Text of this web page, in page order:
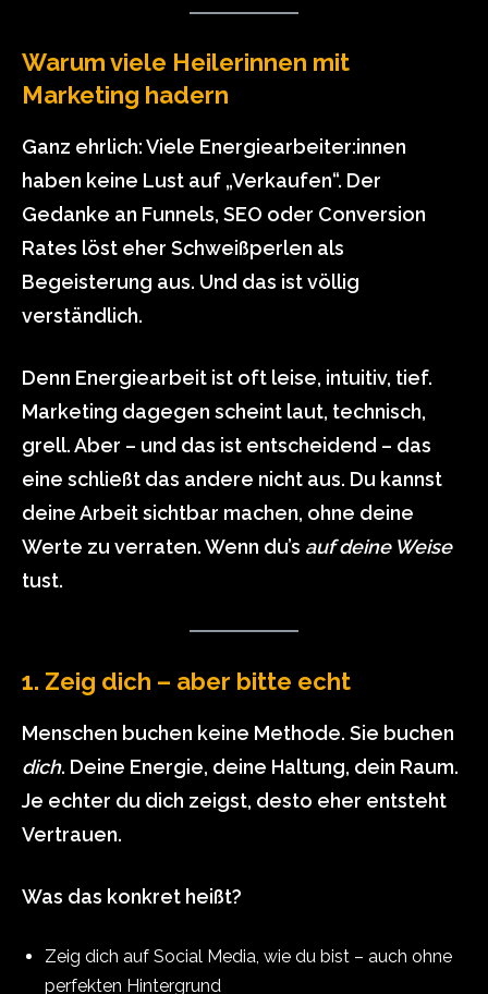
Warum viele Heilerinnen mit
Marketing hadern
Ganz ehrlich: Viele Energiearbeiter:innen
haben keine Lust auf „Verkaufen“. Der
Gedanke an Funnels, SEO oder Conversion
Rates löst eher Schweißperlen als
Begeisterung aus. Und das ist völlig
verständlich.
Denn Energiearbeit ist oft leise, intuitiv, tief.
Marketing dagegen scheint laut, technisch,
grell. Aber – und das ist entscheidend – das
eine schließt das andere nicht aus. Du kannst
deine Arbeit sichtbar machen, ohne deine
Werte zu verraten. Wenn du’s auf deine Weise
tust.
1. Zeig dich – aber bitte echt
Menschen buchen keine Methode. Sie buchen
dich. Deine Energie, deine Haltung, dein Raum.
Je echter du dich zeigst, desto eher entsteht
Vertrauen.
Was das konkret heißt?
Zeig dich auf Social Media, wie du bist – auch ohne
perfekten Hintergrund